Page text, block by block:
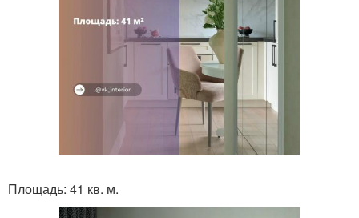
Площадь: 41 кв. м.